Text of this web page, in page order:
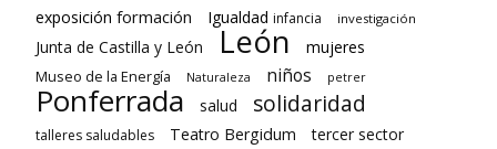
exposición formación Igualdad infancia investigación
Junta de Castilla y León León mujeres
Museo de la Energía Naturaleza niños petrer
Ponferrada salud solidaridad
talleres saludables Teatro Bergidum
tercer sector